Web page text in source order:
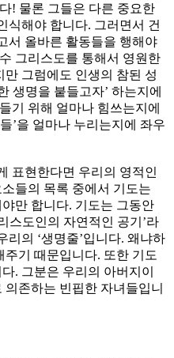
! 물론 그들은 다른 중요한
식해야 합니다. 그러면서 건
서 올바른 활동들을 행해야
그리스도를 통해서 영원한
그럼에도 인생의 참된 성
생명을 붙들고자’ 하는지에
기 위해 얼마나 힘쓰는지에
’을 얼마나 누리는지에 좌우
표현한다면 우리의 영적인
들의 목록 중에서 기도는
만 합니다. 기도는 그동안
스도인의 자연적인 공기’라
리의 ‘생명줄’입니다. 왜냐하
기 때문입니다. 또한 기도
. 그분은 우리의 아버지이
존하는 빈핍한 자녀들입니